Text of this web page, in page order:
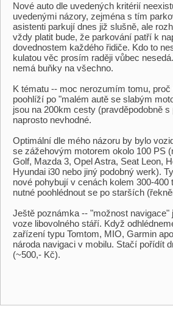
Nové auto dle uvedených kritérií
uvedenými názory, zejména s tím
asistenti parkují dnes již slušně, ale
vždy platit bude, že parkování patří k
dovednostem každého řidiče. Kdo to
kulatou věc prosím raději vůbec
nemá buňky na všechno.
K tématu -- moc nerozumím tomu,
poohlíží po "malém autě se slabým
jsou na 200km cesty (pravděpodobně s
naprosto nevhodné.
Optimální dle mého názoru by bylo
se zážehovým motorem okolo 100 PS
Golf, Mazda 3, Opel Astra, Seat Leon,
Hyundai i30 nebo jiný podobný werk).
nové pohybují v cenách kolem 300-400
nutné poohlédnout se po starších
Ještě poznámka -- "možnost navigace"
voze libovolného stáří. Když
zařízení typu Tomtom, MIO, Garmin
národa navigaci v mobilu. Stačí pořídít
(~500,- Kč).